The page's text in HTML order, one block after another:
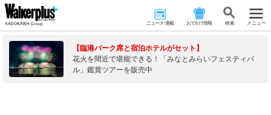
ニュース･連載 おでかけ情報 検 索 メニュー
【臨港パーク席と宿泊ホテルがセット】
花火を間近で堪能できる！「みなとみらいフェスティバ
ル」鑑賞ツアーを販売中